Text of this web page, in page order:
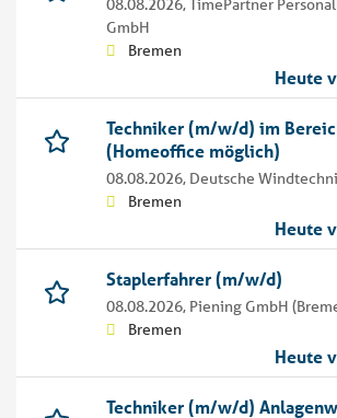
08.08.2026,TimePartner
GmbH
Bremen
Heute
Techniker (m/w/d) im
(Homeoffice möglich)
08.08.2026, Deutsche
Bremen
Heute
Staplerfahrer (m/w/d)
08.08.2026, Piening GmbH
Bremen
Heute
Techniker (m/w/d)